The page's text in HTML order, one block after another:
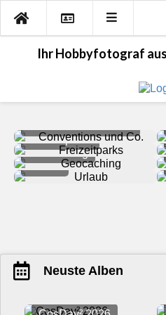
Ihr Hobbyfotograf
Freizeitparks
Geocaching
Urlaub
Neuste Alben